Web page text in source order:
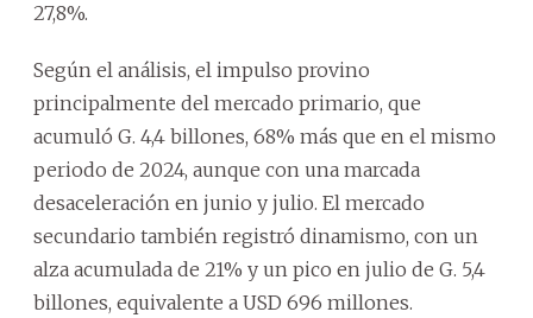
27,8%.
Según el análisis, el impulso provino
principalmente del mercado primario, que
acumuló G. 4,4 billones, 68% más que en el mismo
periodo de 2024, aunque con una marcada
desaceleración en junio y julio. El mercado
secundario también registró dinamismo, con un
alza acumulada de 21% y un pico en julio de G. 5,4
billones, equivalente a USD 696 millones.